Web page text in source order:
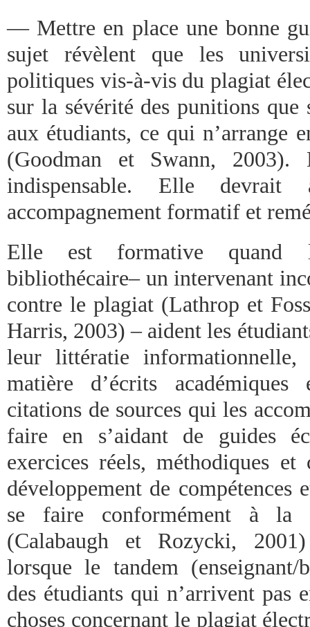
— Mettre en place une bonne
sujet révèlent que les
politiques vis-à-vis du plagiat
sur la sévérité des punitions que
aux étudiants, ce qui n’arrange
(Goodman et Swann, 2003).
indispensable. Elle
accompagnement formatif et
Elle est formative quand
bibliothécaire– un intervenant
contre le plagiat (Lathrop et
Harris, 2003) – aident les
leur littératie informationnelle,
matière d’écrits
citations de sources qui les
faire en s’aidant de guides
exercices réels, méthodiques et
développement de compétences
se faire conformément à la
(Calabaugh et Rozycki,
lorsque le tandem (enseignant/
des étudiants qui n’arrivent pas
choses concernant le plagiat